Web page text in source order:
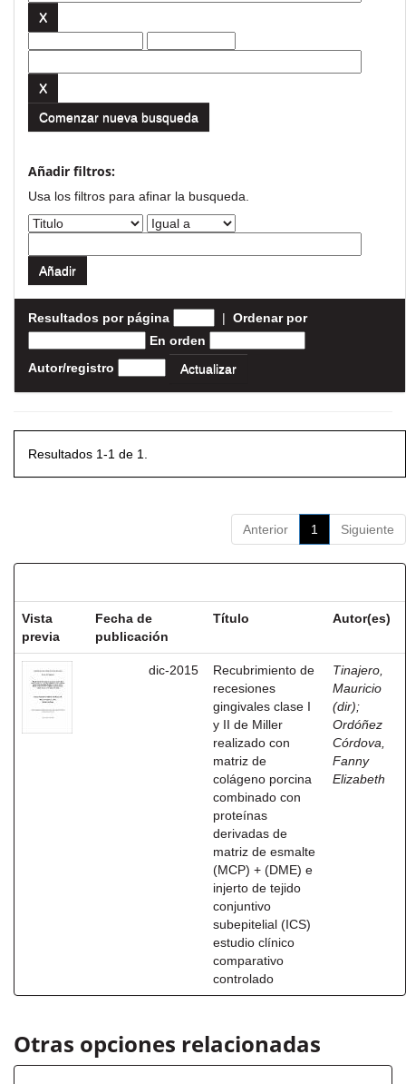
Comenzar nueva busqueda
Añadir filtros:
Usa los filtros para afinar la busqueda.
Resultados por página | Ordenar por
En orden
Autor/registro
Resultados 1-1 de 1.
Anterior 1 Siguiente
Vista
previa
Fecha de
publicación
Título Autor(es)
dic-2015
Recubrimiento de
recesiones
gingivales clase I
y II de Miller
realizado con
matriz de
colágeno porcina
combinado con
proteínas
derivadas de
matriz de esmalte
(MCP) + (DME) e
injerto de tejido
conjuntivo
subepitelial (ICS)
estudio clínico
comparativo
controlado
Tinajero,
Mauricio
(dir);
Ordóñez
Córdova,
Fanny
Elizabeth
Otras opciones relacionadas